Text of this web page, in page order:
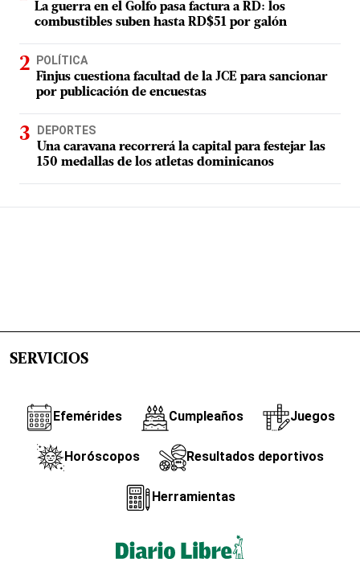
La guerra en el Golfo pasa factura a RD: los
combustibles suben hasta RD$51 por galón
POLÍTICA
Finjus cuestiona facultad de la JCE para sancionar
por publicación de encuestas
DEPORTES
Una caravana recorrerá la capital para festejar las
150 medallas de los atletas dominicanos
SERVICIOS
Efemérides Cumpleaños Juegos
Horóscopos Resultados deportivos
Herramientas